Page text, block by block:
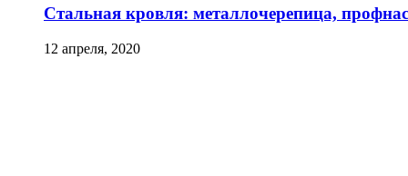
Стальная кровля: металлочерепица,
12 апреля, 2020